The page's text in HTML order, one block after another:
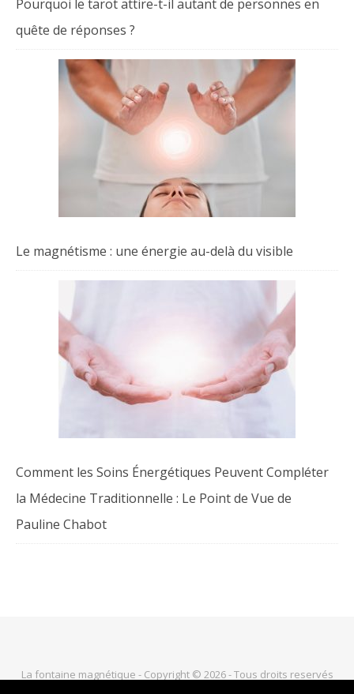
Pourquoi le tarot attire-t-il autant de personnes en
quête de réponses ?
Le magnétisme : une énergie au-delà du visible
Comment les Soins Énergétiques Peuvent Compléter
la Médecine Traditionnelle : Le Point de Vue de
Pauline Chabot
La fontaine magnétique - Copyright © 2026 - Tous droits reservés